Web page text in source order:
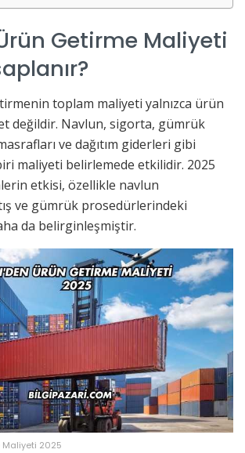
Getirme Maliyeti
toplam maliyeti yalnızca ürün
değildir. Navlun, sigorta, gümrük
ve dağıtım giderleri gibi
maliyeti belirlemede etkilidir. 2025
etkisi, özellikle navlun
ve gümrük prosedürlerindeki
da belirginleşmiştir.
Maliyeti 2025